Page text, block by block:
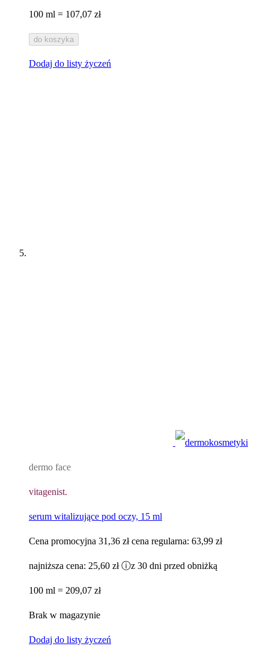
100 ml = 107,07 zł
do koszyka
Dodaj do listy życzeń
dermo face
vitagenist.
serum witalizujące pod oczy, 15 ml
Cena promocyjna 31,36 zł cena regularna: 63,99 zł
najniższa cena: 25,60 zł ⓘz 30 dni przed obniżką
100 ml = 209,07 zł
Brak w magazynie
Dodaj do listy życzeń